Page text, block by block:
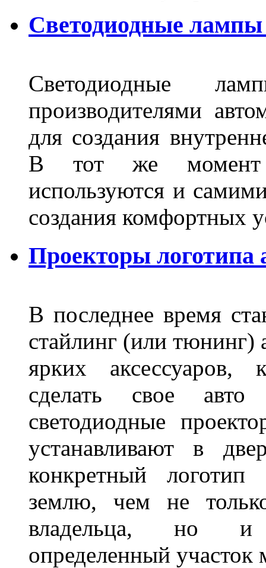
Светодиодные
Светодиодные
производителями
для создания
В тот же момент
используются и
создания комфортных
Проекторы логотипа
В последнее время
стайлинг (или тюнинг)
ярких аксессуаров,
сделать свое
светодиодные
устанавливают в
конкретный логотип
землю, чем не
владельца, но и
определенный участок